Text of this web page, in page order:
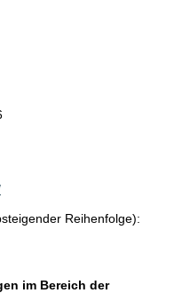
Reihenfolge):
im Bereich der